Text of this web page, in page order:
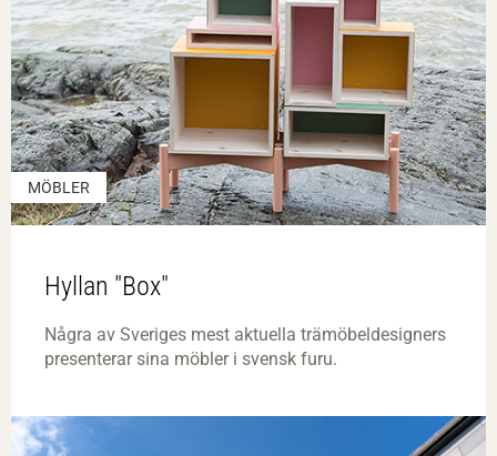
MÖBLER
Hyllan "Box"
Några av Sveriges mest aktuella trämöbeldesigners
presenterar sina möbler i svensk furu.